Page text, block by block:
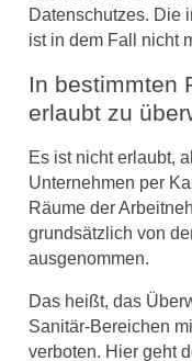
Datenschutzes. Die
ist in dem Fall nicht
In bestimmten
erlaubt zu
Es ist nicht erlaubt,
Unternehmen per
Räume der
grundsätzlich von
ausgenommen.
Das heißt, das
Sanitär-Bereichen
verboten. Hier geht